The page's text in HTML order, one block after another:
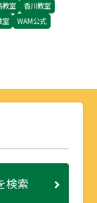
教室
香川教室
室
WAM公式
検索